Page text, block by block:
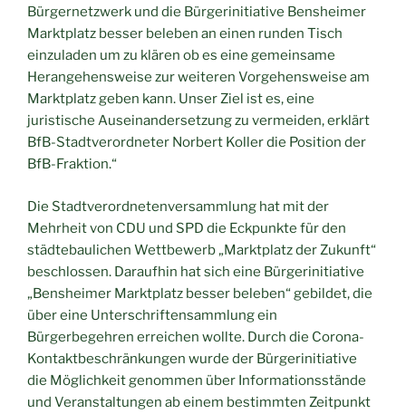
Bürgernetzwerk und die Bürgerinitiative Bensheimer
Marktplatz besser beleben an einen runden Tisch
einzuladen um zu klären ob es eine gemeinsame
Herangehensweise zur weiteren Vorgehensweise am
Marktplatz geben kann. Unser Ziel ist es, eine
juristische Auseinandersetzung zu vermeiden, erklärt
BfB-Stadtverordneter Norbert Koller die Position der
BfB-Fraktion.“
Die Stadtverordnetenversammlung hat mit der
Mehrheit von CDU und SPD die Eckpunkte für den
städtebaulichen Wettbewerb „Marktplatz der Zukunft“
beschlossen. Daraufhin hat sich eine Bürgerinitiative
„Bensheimer Marktplatz besser beleben“ gebildet, die
über eine Unterschriftensammlung ein
Bürgerbegehren erreichen wollte. Durch die Corona-
Kontaktbeschränkungen wurde der Bürgerinitiative
die Möglichkeit genommen über Informationsstände
und Veranstaltungen ab einem bestimmten Zeitpunkt